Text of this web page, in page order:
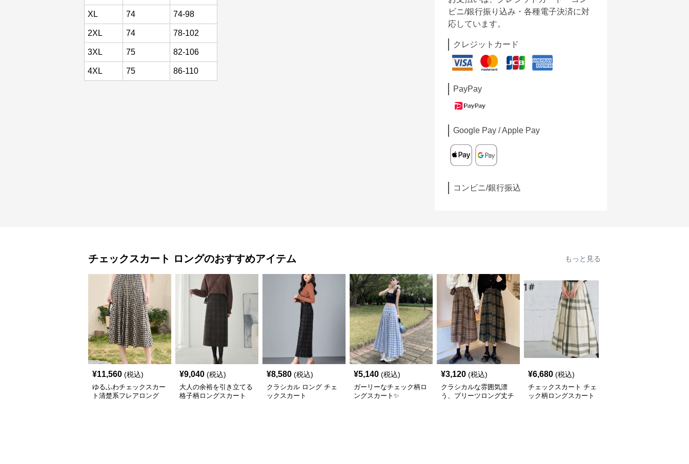
XL 74 74-98
2XL 74 78-102
3XL 75 82-106
4XL 75 86-110
ビニ/銀行振り込み・各種電子決済に対
応しています。
クレジットカード
PayPay
Google Pay / Apple Pay
コンビニ/銀行振込
チェックスカート ロングのおすすめアイテム もっと見る
¥11,560 (税込)
ゆるふわチェックスカー
ト清楚系フレアロング
¥9,040 (税込)
大人の余裕を引き立てる
格子柄ロングスカート
¥8,580 (税込)
クラシカル ロング チェ
ックスカート
¥5,140 (税込)
ガーリーなチェック柄ロ
ングスカート✨
¥3,120 (税込)
クラシカルな雰囲気漂
う、プリーツロング丈チ
¥6,680 (税込)
チェックスカート チェ
ック柄ロングスカート